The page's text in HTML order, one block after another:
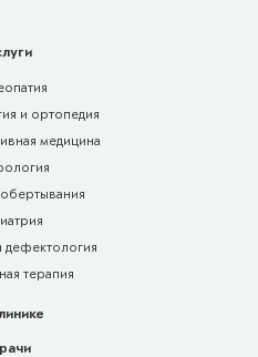
и ортопедия
медицина
дефектология
терапия